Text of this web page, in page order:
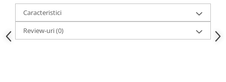
Caracteristici
Review-uri(0)